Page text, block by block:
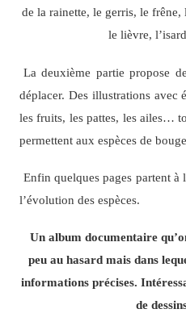
de la rainette, le gerris, le
le lièvre,
La deuxième partie propose
déplacer. Des illustrations avec
les fruits, les pattes, les ailes…
permettent aux espèces de
Enfin quelques pages partent à
l’évolution des espèces.
Un album documentaire
peu au hasard mais dans
informations précises.
de